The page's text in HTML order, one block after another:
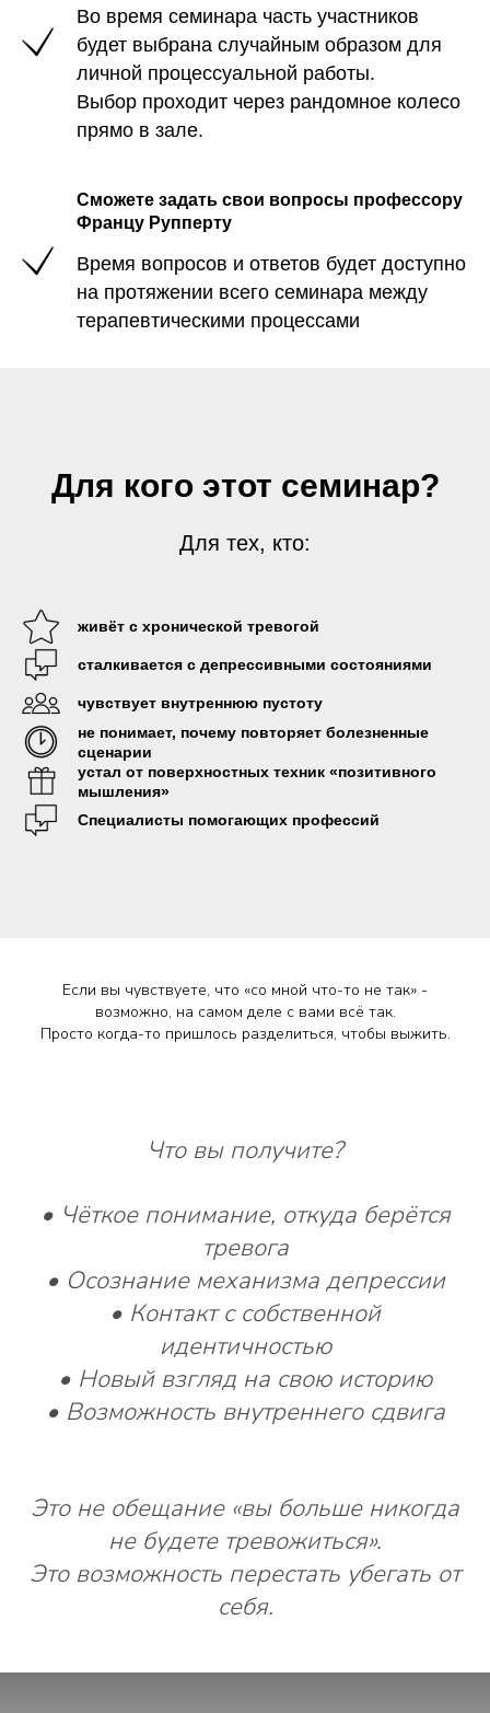
Во время семинара часть участников
будет выбрана случайным образом для
личной процессуальной работы.
Выбор проходит через рандомное колесо
прямо в зале.
Сможете задать свои вопросы профессору
Францу Рупперту
Время вопросов и ответов будет доступно
на протяжении всего семинара между
терапевтическими процессами
Для кого этот семинар?
Для тех, кто:
живёт с хронической тревогой
сталкивается с депрессивными состояниями
чувствует внутреннюю пустоту
не понимает, почему повторяет болезненные
сценарии
устал от поверхностных техник «позитивного
мышления»
Специалисты помогающих профессий
Если вы чувствуете, что «со мной что-то не так» -
возможно, на самом деле с вами всё так.
Просто когда-то пришлось разделиться, чтобы выжить.
Что вы получите?
• Чёткое понимание, откуда берётся
тревога
• Осознание механизма депрессии
• Контакт с собственной
идентичностью
• Новый взгляд на свою историю
• Возможность внутреннего сдвига
Это не обещание «вы больше никогда
не будете тревожиться».
Это возможность перестать убегать от
себя.
Свяжитесь с нами
Ваш Telegram или Whatsapp
+7
Ваш вопрос, пожелание или предложение